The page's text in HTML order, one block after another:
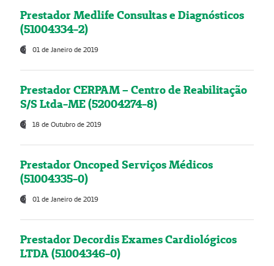
Prestador Medlife Consultas e Diagnósticos
(51004334-2)
01 de Janeiro de 2019
Prestador CERPAM – Centro de Reabilitação
S/S Ltda-ME (52004274-8)
18 de Outubro de 2019
Prestador Oncoped Serviços Médicos
(51004335-0)
01 de Janeiro de 2019
Prestador Decordis Exames Cardiológicos
LTDA (51004346-0)